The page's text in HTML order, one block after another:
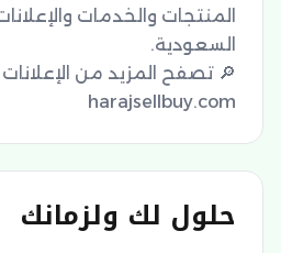
المنتجات والخدمات
🔎 تصفح المزيد من الإعلانات
harajsellbuy.com
حلول لك ولزمانك